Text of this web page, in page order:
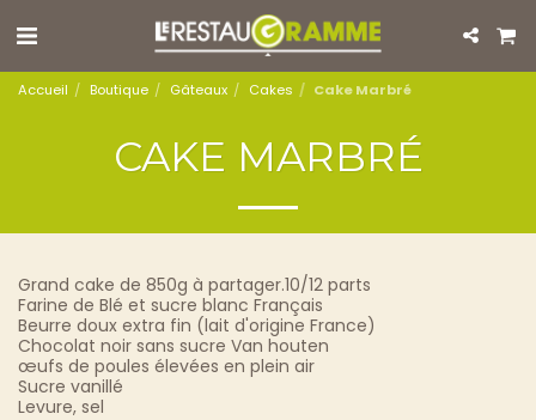
Accueil Boutique Gâteaux Cakes Cake Marbré
CAKE MARBRÉ
Grand cake de 850g à partager.10/12 parts
Farine de Blé et sucre blanc Français
Beurre doux extra fin (lait d'origine France)
Chocolat noir sans sucre Van houten
œufs de poules élevées en plein air
Sucre vanillé
Levure, sel